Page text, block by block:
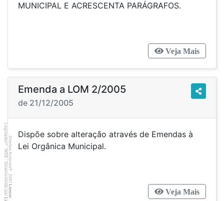
MUNICIPAL E ACRESCENTA PARÁGRAFOS.
Veja Mais
Emenda a LOM 2/2005
de 21/12/2005
Dispõe sobre alteração através de Emendas à
Lei Orgânica Municipal.
Veja Mais
Direitos Autorais
©
2001
Lancer
Legislador
®
WEB - Desenvolvido por